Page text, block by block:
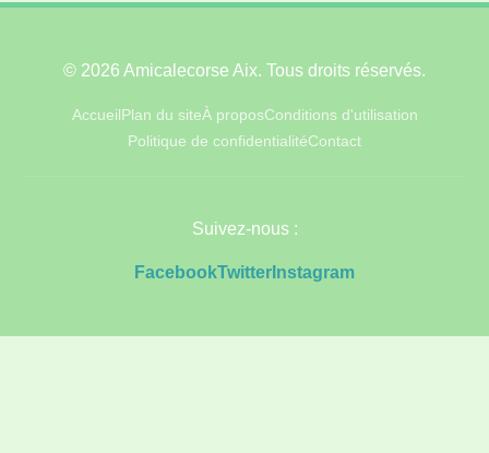
© 2026 Amicalecorse Aix. Tous droits réservés.
AccueilPlan du siteÀ proposConditions d'utilisation
Politique de confidentialitéContact
Suivez-nous :
FacebookTwitter Instagram